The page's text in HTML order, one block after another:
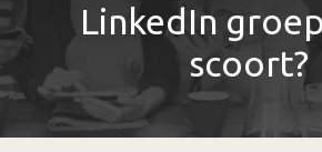
LinkedIn
scoort?